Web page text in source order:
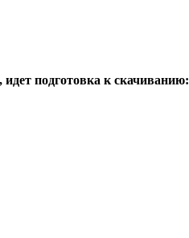
подготовка к скачиванию: